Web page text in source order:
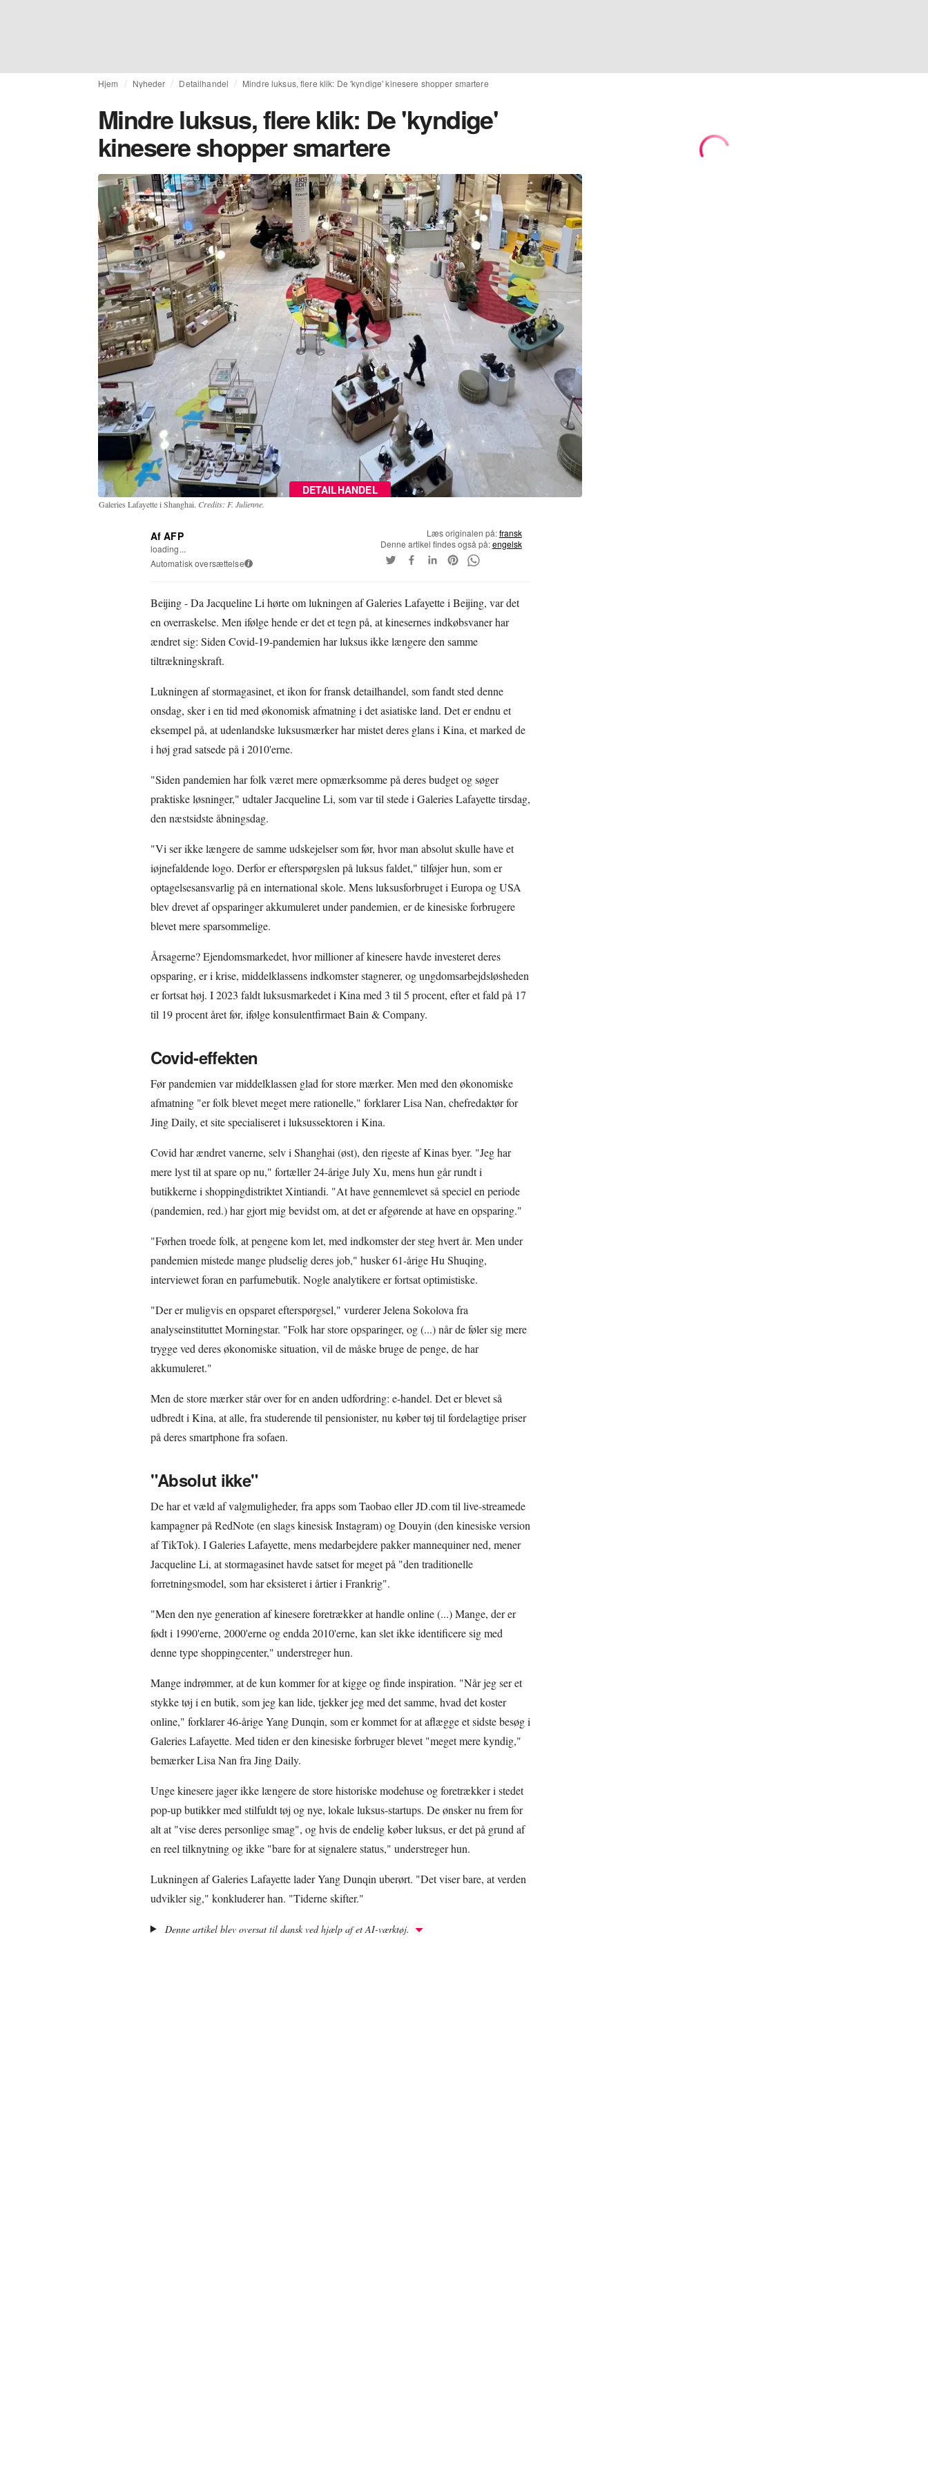
Hjem Nyheder Detailhandel Mindre luksus, flere klik: De 'kyndige' kinesere shopper smartere
Mindre luksus, flere klik: De 'kyndige'
kinesere shopper smartere
DETAILHANDEL
Galeries Lafayette i Shanghai. Credits: F. Julienne.
Af AFP
loading...
Automatisk oversættelse i
Læs originalen på:fransk
Denne artikel findes også på:engelsk
Beijing - Da Jacqueline Li hørte om lukningen af Galeries Lafayette i Beijing, var det
en overraskelse. Men ifølge hende er det et tegn på, at kinesernes indkøbsvaner har
ændret sig: Siden Covid-19-pandemien har luksus ikke længere den samme
tiltrækningskraft.
Lukningen af stormagasinet, et ikon for fransk detailhandel, som fandt sted denne
onsdag, sker i en tid med økonomisk afmatning i det asiatiske land. Det er endnu et
eksempel på, at udenlandske luksusmærker har mistet deres glans i Kina, et marked de
i høj grad satsede på i 2010'erne.
"Siden pandemien har folk været mere opmærksomme på deres budget og søger
praktiske løsninger," udtaler Jacqueline Li, som var til stede i Galeries Lafayette tirsdag,
den næstsidste åbningsdag.
"Vi ser ikke længere de samme udskejelser som før, hvor man absolut skulle have et
iøjnefaldende logo. Derfor er efterspørgslen på luksus faldet," tilføjer hun, som er
optagelsesansvarlig på en international skole. Mens luksusforbruget i Europa og USA
blev drevet af opsparinger akkumuleret under pandemien, er de kinesiske forbrugere
blevet mere sparsommelige.
Årsagerne? Ejendomsmarkedet, hvor millioner af kinesere havde investeret deres
opsparing, er i krise, middelklassens indkomster stagnerer, og ungdomsarbejdsløsheden
er fortsat høj. I 2023 faldt luksusmarkedet i Kina med 3 til 5 procent, efter et fald på 17
til 19 procent året før, ifølge konsulentfirmaet Bain & Company.
Covid-effekten
Før pandemien var middelklassen glad for store mærker. Men med den økonomiske
afmatning "er folk blevet meget mere rationelle," forklarer Lisa Nan, chefredaktør for
Jing Daily, et site specialiseret i luksussektoren i Kina.
Covid har ændret vanerne, selv i Shanghai (øst), den rigeste af Kinas byer. "Jeg har
mere lyst til at spare op nu," fortæller 24-årige July Xu, mens hun går rundt i
butikkerne i shoppingdistriktet Xintiandi. "At have gennemlevet så speciel en periode
(pandemien, red.) har gjort mig bevidst om, at det er afgørende at have en opsparing."
"Førhen troede folk, at pengene kom let, med indkomster der steg hvert år. Men under
pandemien mistede mange pludselig deres job," husker 61-årige Hu Shuqing,
interviewet foran en parfumebutik. Nogle analytikere er fortsat optimistiske.
"Der er muligvis en opsparet efterspørgsel," vurderer Jelena Sokolova fra
analyseinstituttet Morningstar. "Folk har store opsparinger, og (...) når de føler sig mere
trygge ved deres økonomiske situation, vil de måske bruge de penge, de har
akkumuleret."
Men de store mærker står over for en anden udfordring: e-handel. Det er blevet så
udbredt i Kina, at alle, fra studerende til pensionister, nu køber tøj til fordelagtige priser
på deres smartphone fra sofaen.
"Absolut ikke"
De har et væld af valgmuligheder, fra apps som Taobao eller JD.com til live-streamede
kampagner på RedNote (en slags kinesisk Instagram) og Douyin (den kinesiske version
af TikTok). I Galeries Lafayette, mens medarbejdere pakker mannequiner ned, mener
Jacqueline Li, at stormagasinet havde satset for meget på "den traditionelle
forretningsmodel, som har eksisteret i årtier i Frankrig".
"Men den nye generation af kinesere foretrækker at handle online (...) Mange, der er
født i 1990'erne, 2000'erne og endda 2010'erne, kan slet ikke identificere sig med
denne type shoppingcenter," understreger hun.
Mange indrømmer, at de kun kommer for at kigge og finde inspiration. "Når jeg ser et
stykke tøj i en butik, som jeg kan lide, tjekker jeg med det samme, hvad det koster
online," forklarer 46-årige Yang Dunqin, som er kommet for at aflægge et sidste besøg i
Galeries Lafayette. Med tiden er den kinesiske forbruger blevet "meget mere kyndig,"
bemærker Lisa Nan fra Jing Daily.
Unge kinesere jager ikke længere de store historiske modehuse og foretrækker i stedet
pop-up butikker med stilfuldt tøj og nye, lokale luksus-startups. De ønsker nu frem for
alt at "vise deres personlige smag", og hvis de endelig køber luksus, er det på grund af
en reel tilknytning og ikke "bare for at signalere status," understreger hun.
Lukningen af Galeries Lafayette lader Yang Dunqin uberørt. "Det viser bare, at verden
udvikler sig," konkluderer han. "Tiderne skifter."
Denne artikel blev oversat til dansk ved hjælp af et AI-værktøj.